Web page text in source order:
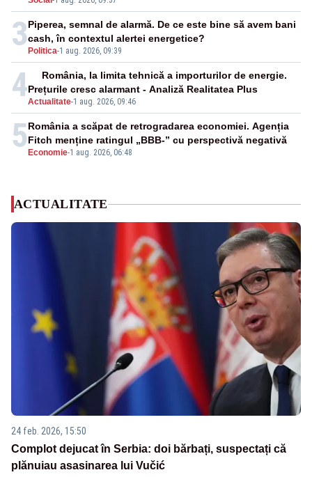
3 Politica-1 aug. 2026, 09:39
Piperea, semnal de alarmă. De ce este bine să avem bani
cash, în contextul alertei energetice?
4Actualitate-1 aug. 2026, 09:46
România, la limita tehnică a importurilor de energie.
Prețurile cresc alarmant - Analiză Realitatea Plus
5 Economie-1 aug. 2026, 06:48
România a scăpat de retrogradarea economiei. Agenția
Fitch menține ratingul „BBB-” cu perspectivă negativă
ACTUALITATE
24 feb. 2026, 15:50
Complot dejucat în Serbia: doi bărbați, suspectați că
plănuiau asasinarea lui Vučić